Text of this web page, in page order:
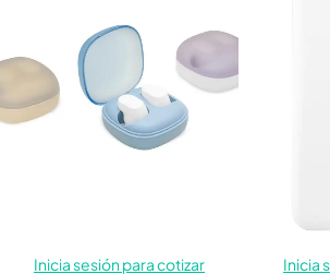
Inicia sesión para cotizar
Inicia